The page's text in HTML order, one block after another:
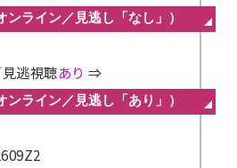
逃視聴あり ⇒